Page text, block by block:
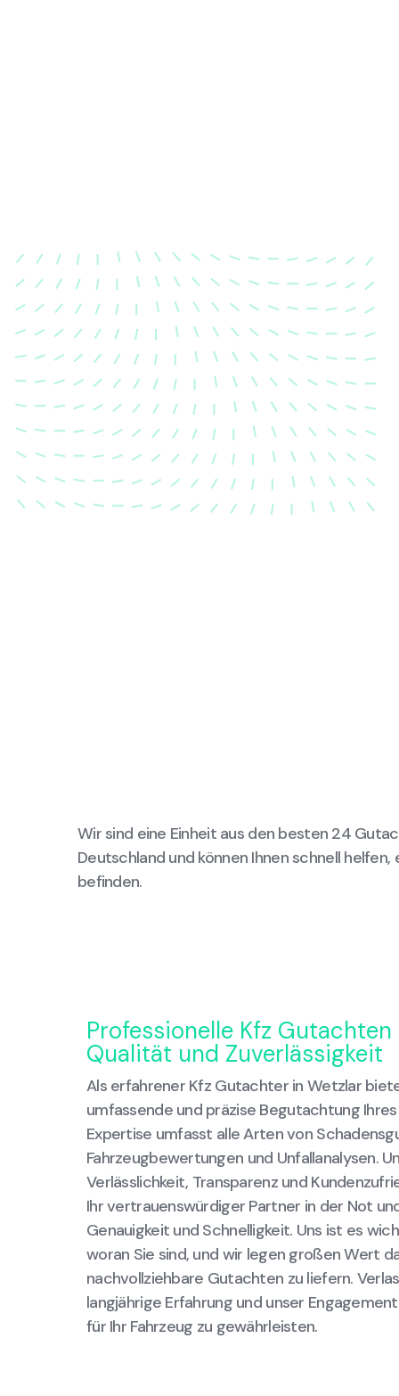
Unsere exakte
einem Unfall wieder in ihren
Zustand gebracht wird.
Wir sind eine Einheit aus den besten 24
Deutschland und können Ihnen schnell helfen,
befinden.
Professionelle Kfz
Qualität und Zuverlässigkeit
Als erfahrener Kfz Gutachter in Wetzlar
umfassende und präzise Begutachtung Ihres
Expertise umfasst alle Arten von
Fahrzeugbewertungen und Unfallanalysen.
Verlässlichkeit, Transparenz und
Ihr vertrauenswürdiger Partner in der Not
Genauigkeit und Schnelligkeit. Uns ist es
woran Sie sind, und wir legen großen Wert
nachvollziehbare Gutachten zu liefern.
langjährige Erfahrung und unser
für Ihr Fahrzeug zu gewährleisten.